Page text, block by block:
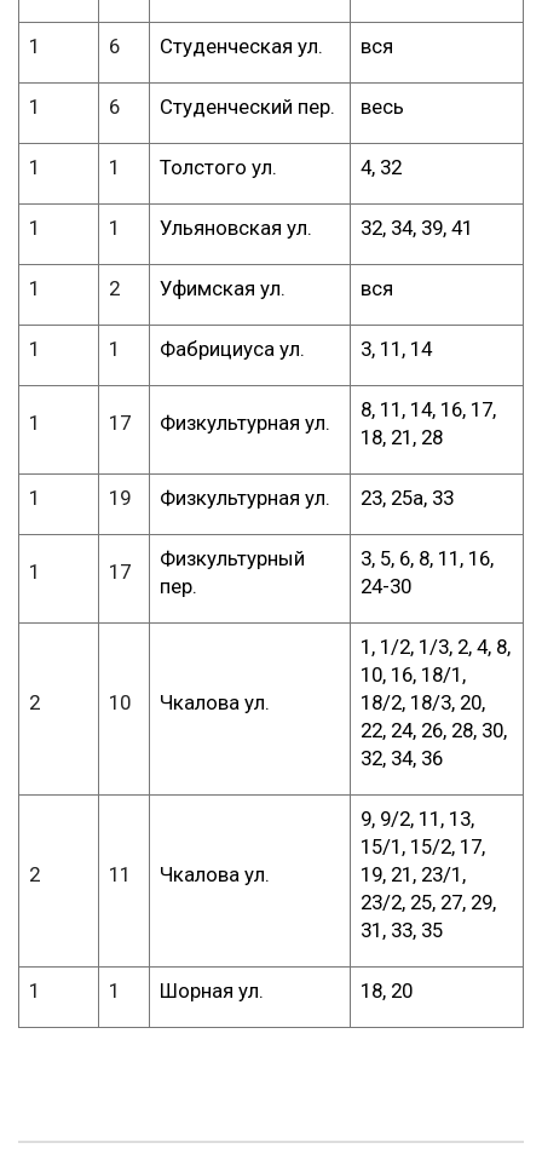
1 6 Студенческая ул. вся
1 6 Студенческий пер. весь
1 1 Толстого ул. 4, 32
1 1 Ульяновская ул. 32, 34, 39, 41
1 2 Уфимская ул. вся
1 1 Фабрициуса ул. 3, 11, 14
1 17 Физкультурная ул.
8, 11, 14, 16, 17,
18, 21, 28
1 19 Физкультурная ул. 23, 25а, 33
1 17
Физкультурный
пер.
3, 5, 6, 8, 11, 16,
24-30
2 10 Чкалова ул.
1, 1/2, 1/3, 2, 4, 8,
10, 16, 18/1,
18/2, 18/3, 20,
22, 24, 26, 28, 30,
32, 34, 36
2 11 Чкалова ул.
9, 9/2, 11, 13,
15/1, 15/2, 17,
19, 21, 23/1,
23/2, 25, 27, 29,
31, 33, 35
1 1 Шорная ул. 18, 20